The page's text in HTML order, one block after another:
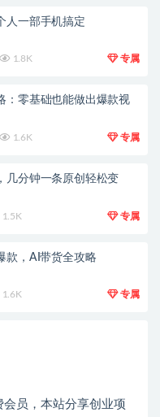
人一部手机搞定
1.8K 专属
：零基础也能做出爆款视
1.6K 专属
几分钟一条原创轻松变
1.5K 专属
款，AI带货全攻略
1.6K 专属
员，本站分享创业项